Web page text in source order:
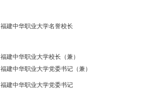
福建中华职业大学名誉校长
福建中华职业大学校长（兼）
福建中华职业大学党委书记（兼）
福建中华职业大学党委书记